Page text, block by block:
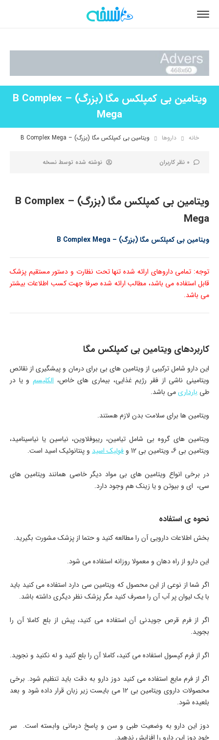
ویتامین بی کمپلکس مگا (بزرگ) – B Complex
Mega
خانه داروها ویتامین بی کمپلکس مگا (بزرگ) – B Complex Mega
0 نظر کاربران نوشته شده توسط نسخه
ویتامین بی کمپلکس مگا (بزرگ) – B Complex
Mega
ویتامین بی کمپلکس مگا (بزرگ) – B Complex Mega
توجه: تمامی داروهای ارائه شده تنها تحت نظارت و دستور مستقیم پزشک
قابل استفاده می باشد، مطالب ارائه شده صرفا جهت کسب اطلاعات بیشتر
می باشد.
کاربردهای ویتامین بی کمپلکس مگا
این دارو شامل ترکیبی از ویتامین های بی برای درمان و پیشگیری از نقائص
ویتامینی ناشی از فقر رژیم غذایی، بیماری های خاص، الکلیسمو یا در
طی بارداریمی باشد.
ویتامین ها برای سلامت بدن لازم هستند.
ویتامین های گروه بی شامل تیامین، ریبوفلاوین، نیاسین یا نیاسینامید،
ویتامین بی 6، ویتامین بی 12 و
فولیک اسید و پنتانوئیک اسید است.
در برخی انواع ویتامین های بی مواد دیگر خاصی همانند ویتامین های
سی، ای و بیوتن و یا زینک هم وجود دارد.
نحوه ی استفاده
بخش اطلاعات دارویی آن را مطالعه کنید و حتما از پزشک مشورت بگیرید.
این دارو از راه دهان و معمولا روزانه استفاده می شود.
اگر شما از نوعی از این محصول که ویتامین سی دارد استفاده می کنید باید
با یک لیوان پر آب آن را مصرف کنید مگر پزشک نظر دیگری داشته باشد.
اگر از فرم قرص جویدنی آن استفاده می کنید، پیش از بلع کاملا آن را
بجوید.
اگر از فرم کپسول استفاده می کنید، کاملا آن را بلع کنید و له نکنید و نجوید.
اگر از فرم مایع استفاده می کنید دوز دارو به دقت باید تنظیم شود. برخی
محصولات داروی ویتامین بی 12 می بایست زیر زبان قرار داده شود و بعد
بلعیده شود.
دوز این دارو به وضعیت طبی و سن و پاسخ درمانی وابسته است. سر
خود دوز این دارو را افزایش ندهید.